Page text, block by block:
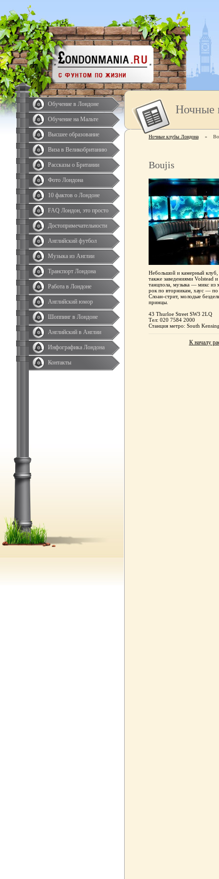
Обучение в Лондоне
Обучение на Мальте
Высшее образование
Виза в Великобританию
Рассказы о Британии
Фото Лондона
10 фактов о Лондоне
FAQ Лондон, это просто
Достопримечательности
Английский футбол
Музыка из Англии
Транспорт Лондона
Работа в Лондоне
Английский юмор
Шоппинг в Лондоне
Английский в Англии
Инфографика Лондона
Контакты
Ночные
Ночные клубы Лондона »
Boujis
Небольшой и камерный клуб,
также заведениями Volstead
танцпола, музыка — микс из
рок по вторникам, хаус —
Слоан-стрит, молодые
принцы.
43 Thurloe Street SW3 2LQ
Тел: 020 7584 2000
Станция метро: South
К началу